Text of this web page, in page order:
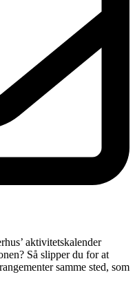
aktivitetskalender
Så slipper du for at
samme sted, som